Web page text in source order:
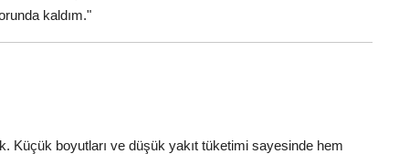
kaldım."
Küçük boyutları ve düşük yakıt tüketimi sayesinde hem